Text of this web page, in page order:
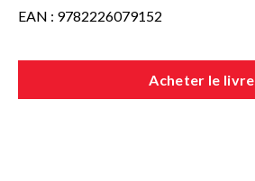
EAN : 9782226079152
Acheter le livre